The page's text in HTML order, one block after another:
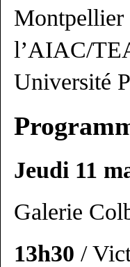
Montpellier
l’AIAC/
Université
Jeudi 11
Galerie
13h30 /